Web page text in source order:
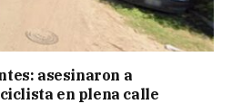
asesinaron a
en plena calle